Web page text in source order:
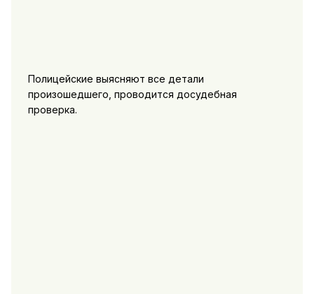
Полицейские выясняют все детали
произошедшего, проводится досудебная
проверка.